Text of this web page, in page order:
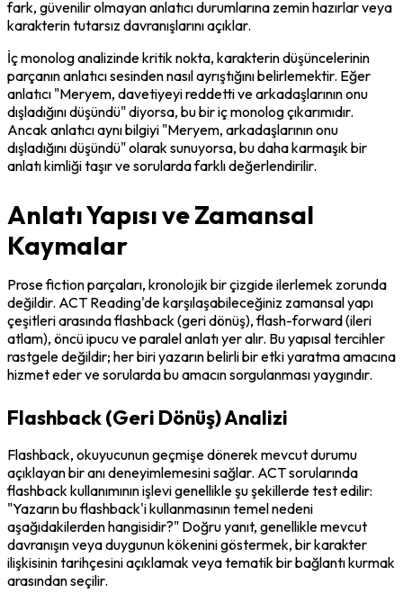
fark, güvenilir olmayan anlatıcı durumlarına zemin hazırlar veya
karakterin tutarsız davranışlarını açıklar.
İç monolog analizinde kritik nokta, karakterin düşüncelerinin
parçanın anlatıcı sesinden nasıl ayrıştığını belirlemektir. Eğer
anlatıcı "Meryem, davetiyeyi reddetti ve arkadaşlarının onu
dışladığını düşündü" diyorsa, bu bir iç monolog çıkarımıdır.
Ancak anlatıcı aynı bilgiyi "Meryem, arkadaşlarının onu
dışladığını düşündü" olarak sunuyorsa, bu daha karmaşık bir
anlatı kimliği taşır ve sorularda farklı değerlendirilir.
Anlatı Yapısı ve Zamansal
Kaymalar
Prose fiction parçaları, kronolojik bir çizgide ilerlemek zorunda
değildir. ACT Reading'de karşılaşabileceğiniz zamansal yapı
çeşitleri arasında flashback (geri dönüş), flash-forward (ileri
atlam), öncü ipucu ve paralel anlatı yer alır. Bu yapısal tercihler
rastgele değildir; her biri yazarın belirli bir etki yaratma amacına
hizmet eder ve sorularda bu amacın sorgulanması yaygındır.
Flashback (Geri Dönüş) Analizi
Flashback, okuyucunun geçmişe dönerek mevcut durumu
açıklayan bir anı deneyimlemesini sağlar. ACT sorularında
flashback kullanımının işlevi genellikle şu şekillerde test edilir:
"Yazarın bu flashback'i kullanmasının temel nedeni
aşağıdakilerden hangisidir?" Doğru yanıt, genellikle mevcut
davranışın veya duygunun kökenini göstermek, bir karakter
ilişkisinin tarihçesini açıklamak veya tematik bir bağlantı kurmak
arasından seçilir.